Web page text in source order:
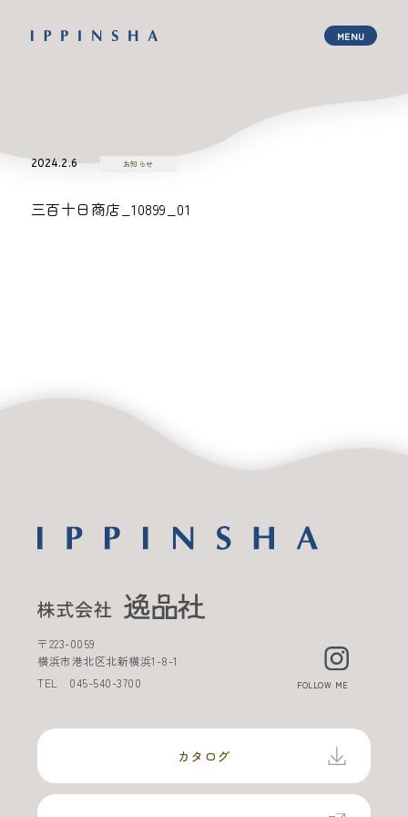
2024.2.6 お知らせ
三百十日商店_10899_01
〒223-0059
横浜市港北区北新横浜1-8-1
TEL 045-540-3700 FOLLOW ME
カタログ